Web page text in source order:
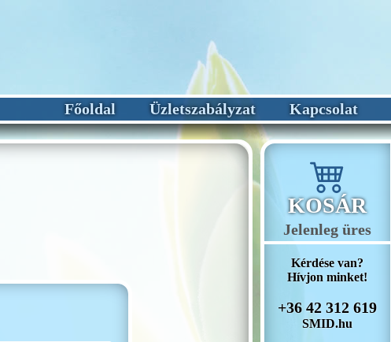
Főoldal Üzletszabályzat Kapcsolat
KOSÁR
Jelenleg üres
Kérdése van?
Hívjon minket!
+36 42 312 619
SMID.hu